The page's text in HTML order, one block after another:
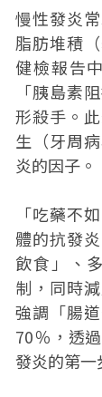
慢性發炎
脂肪堆積
健檢報告
「胰島素
形殺手。
生（牙周
炎的因子。
「吃藥不
體的抗發
飲食」、
制，同時
強調「腸
70％，透
發炎的第一